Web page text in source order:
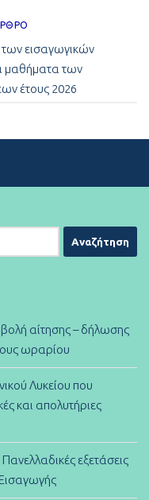
εισαγωγικών
μαθήματα των
έτους 2026
αίτησης – δήλωσης
ωραρίου
Λυκείου που
και απολυτήριες
εξετάσεις
Εισαγωγής